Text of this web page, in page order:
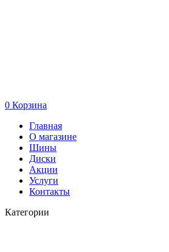
0 Корзина
Главная
О магазине
Шины
Диски
Акции
Услуги
Контакты
Категории